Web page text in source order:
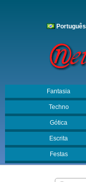
Português
Fantasia
Techno
Gótica
Escrita
Festas